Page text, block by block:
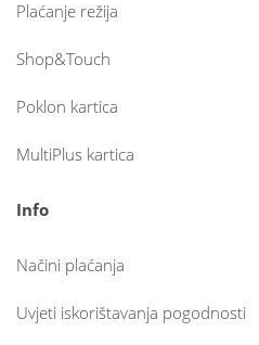
Plaćanje režija
Shop&Touch
Poklon kartica
MultiPlus kartica
Info
Načini plaćanja
Uvjeti iskorištavanja pogodnosti